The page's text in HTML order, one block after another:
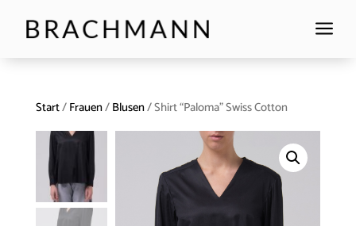
a
Start/Frauen/Blusen/ Shirt “Paloma” Swiss Cotton